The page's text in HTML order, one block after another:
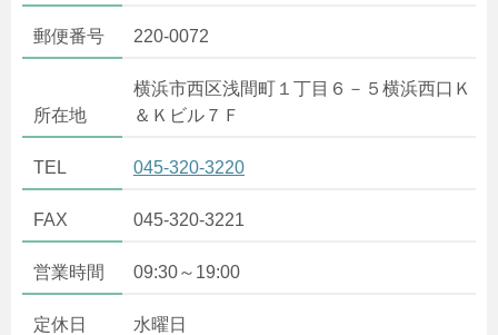
郵便番号 220-0072
所在地
横浜市西区浅間町１丁目６－５横浜西口Ｋ
＆Ｋビル７Ｆ
TEL 045-320-3220
FAX 045-320-3221
営業時間 09:30～19:00
定休日 水曜日